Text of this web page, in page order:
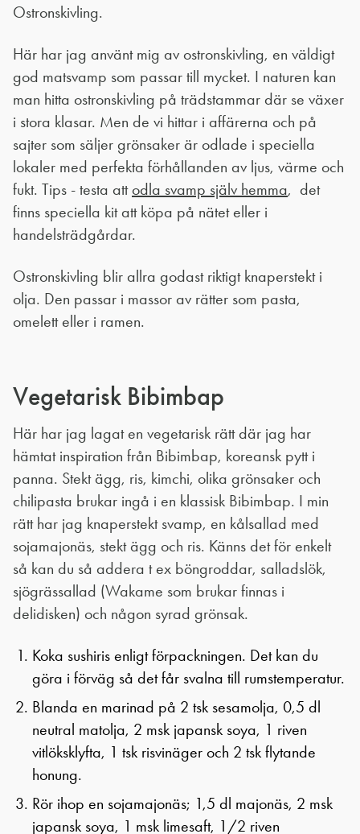
Ostronskivling.
Här har jag använt mig av ostronskivling, en väldigt
god matsvamp som passar till mycket. I naturen kan
man hitta ostronskivling på trädstammar där se växer
i stora klasar. Men de vi hittar i affärerna och på
sajter som säljer grönsaker är odlade i speciella
lokaler med perfekta förhållanden av ljus, värme och
fukt. Tips - testa att odla svamp själv hemma, det
finns speciella kit att köpa på nätet eller i
handelsträdgårdar.
Ostronskivling blir allra godast riktigt knaperstekt i
olja. Den passar i massor av rätter som pasta,
omelett eller i ramen.
Vegetarisk Bibimbap
Här har jag lagat en vegetarisk rätt där jag har
hämtat inspiration från Bibimbap, koreansk pytt i
panna. Stekt ägg, ris, kimchi, olika grönsaker och
chilipasta brukar ingå i en klassisk Bibimbap. I min
rätt har jag knaperstekt svamp, en kålsallad med
sojamajonäs, stekt ägg och ris. Känns det för enkelt
så kan du så addera t ex böngroddar, salladslök,
sjögrässallad (Wakame som brukar finnas i
delidisken) och någon syrad grönsak.
Koka sushiris enligt förpackningen. Det kan du
göra i förväg så det får svalna till rumstemperatur.
Blanda en marinad på 2 tsk sesamolja, 0,5 dl
neutral matolja, 2 msk japansk soya, 1 riven
vitlöksklyfta, 1 tsk risvinäger och 2 tsk flytande
honung.
Rör ihop en sojamajonäs; 1,5 dl majonäs, 2 msk
japansk soya, 1 msk limesaft, 1/2 riven